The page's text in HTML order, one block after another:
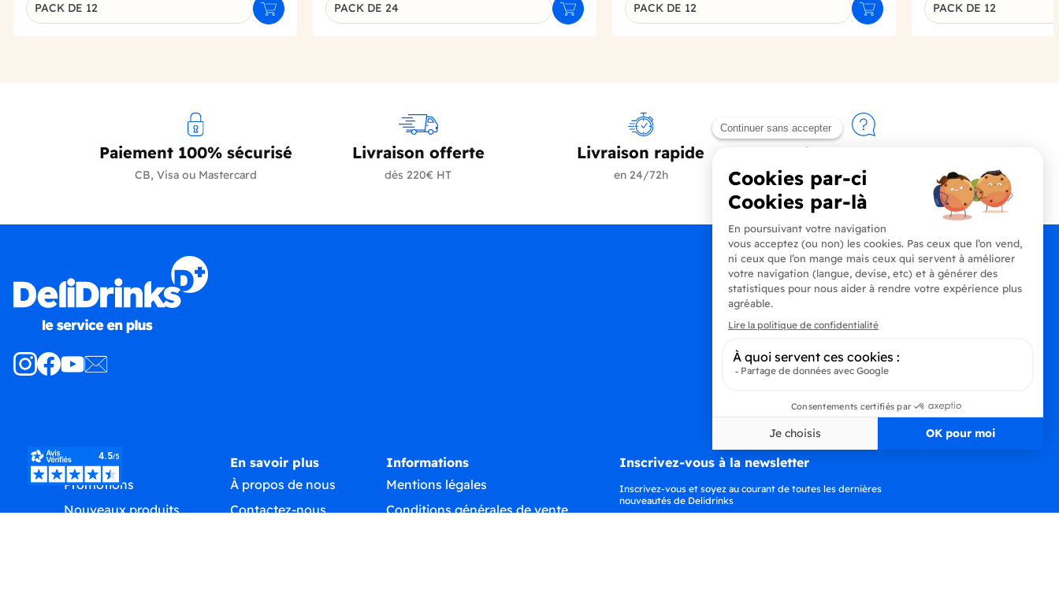
Déclinaison du produit
PACK DE 12 Ajouter au panierDéclinaison du produit
PACK DE 24 Ajouter au panierDéclinaison du produit
PACK DE 12 Ajouter au panierDéclinaison du produit
PACK DE 12
Paiement 100% sécurisé
CB, Visa ou Mastercard
Livraison offerte
dès 220€ HT
Livraison rapide
en 24/72h
Contactez-nous
+33 (0)4 90 91 20 80
Produits
Promotions
Nouveaux produits
En savoir plus
À propos de nous
Contactez-nous
Informations
Mentions légales
Conditions générales de vente
Inscrivez-vous à la newsletter
Inscrivez-vous et soyez au courant de toutes les dernières
nouveautés de Delidrinks